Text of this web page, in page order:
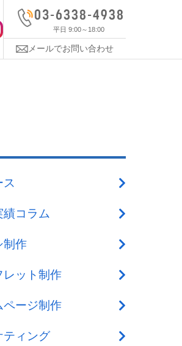
平日 9:00～18:00
メールでお問い合わせ
ス
績コラム
制作
レット制作
ページ制作
ティング